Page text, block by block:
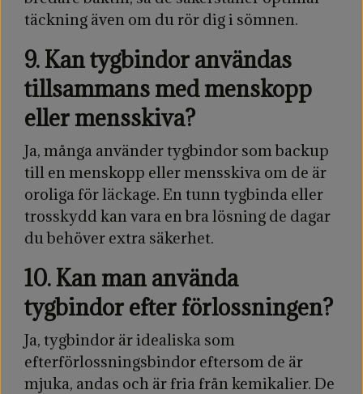
täckning även om du rör dig i sömnen.
9. Kan tygbindor användas
tillsammans med menskopp
eller mensskiva?
Ja, många använder tygbindor som backup
till en menskopp eller mensskiva om de är
oroliga för läckage. En tunn tygbinda eller
trosskydd kan vara en bra lösning de dagar
du behöver extra säkerhet.
10. Kan man använda
tygbindor efter förlossningen?
Ja, tygbindor är idealiska som
efterförlossningsbindor eftersom de är
mjuka, andas och är fria från kemikalier. De